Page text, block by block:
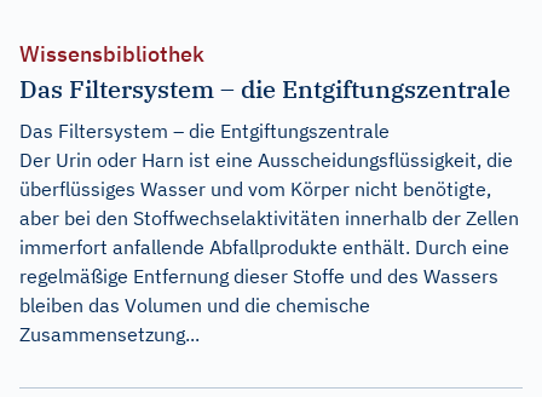
Wissensbibliothek
Das Filtersystem – die Entgiftungszentrale
Das Filtersystem – die Entgiftungszentrale
Der Urin oder Harn ist eine Ausscheidungsflüssigkeit, die
überflüssiges Wasser und vom Körper nicht benötigte,
aber bei den Stoffwechselaktivitäten innerhalb der Zellen
immerfort anfallende Abfallprodukte enthält. Durch eine
regelmäßige Entfernung dieser Stoffe und des Wassers
bleiben das Volumen und die chemische
Zusammensetzung...